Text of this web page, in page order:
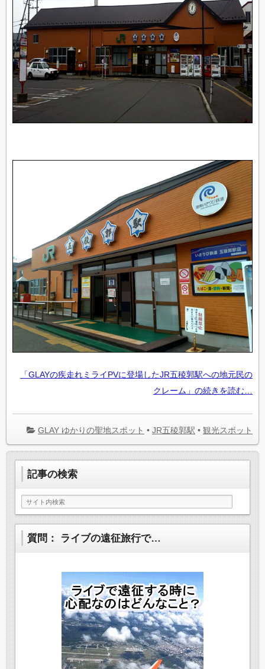
「GLAYの疾走れミライPVに登場したJR五稜郭駅への地元民の
クレーム」の続きを読む…
GLAY ゆかりの聖地スポット • JR五稜郭駅 • 観光スポット
記事の検索
質問： ライブの遠征旅行で…